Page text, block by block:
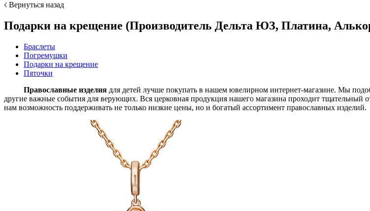
Вернуться назад
Подарки на крещение (Производитель Дельта ЮЗ, Платина,
Браслеты
Погремушки
Подарки на крещение
Пяточки
Православные изделия для детей лучше покупать в нашем ювелирном интернет-магазине. Мы
другие важные события для верующих. Вся церковная продукция нашего магазина проходит тщательный
нам возможность поддерживать не только низкие цены, но и богатый ассортимент православных изделий.